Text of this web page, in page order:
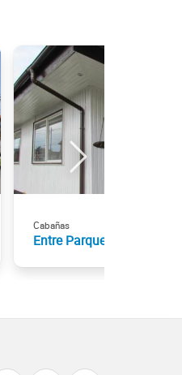
Cabañas
Entre Parques